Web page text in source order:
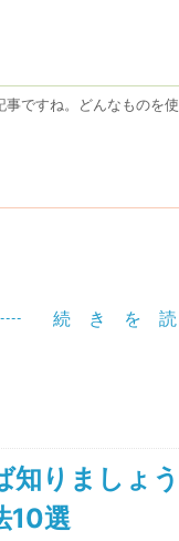
ですね。どんなものを
続 き を
知りましょ
10選